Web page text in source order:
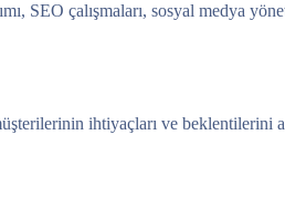
SEO çalışmaları, sosyal medya
ihtiyaçları ve beklentilerini